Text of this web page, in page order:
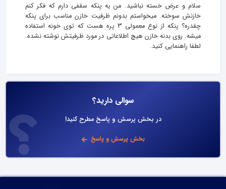
سلام و عرض خسته نباشید. من یه پنکه سقفی دارم که فکر کنم
خازنش سوخته. میخواستم بدونم ظرفیت خازن مناسب برای پنکه
چقدره؟ پنکه از نوع معمولی 3 پره هست که توی خونه استفاده
میشه. روی بدنه خازن هیچ اطلاعاتی در مورد ظرفیتش نوشته نشده.
لطفا راهنمایی کنید.
سوالی دارید؟
در بخش پرسش و پاسخ مطرح کنید!
بخش پرسش و پاسخ